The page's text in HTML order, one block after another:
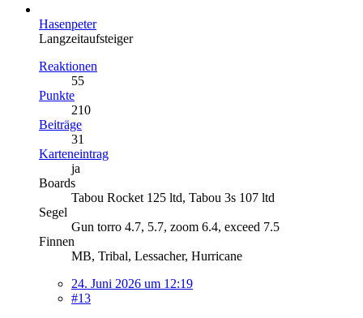
Hasenpeter
Langzeitaufsteiger
Reaktionen
55
Punkte
210
Beiträge
31
Karteneintrag
ja
Boards
Tabou Rocket 125 ltd, Tabou 3s 107 ltd
Segel
Gun torro 4.7, 5.7, zoom 6.4, exceed 7.5
Finnen
MB, Tribal, Lessacher, Hurricane
24. Juni 2026 um 12:19
#13